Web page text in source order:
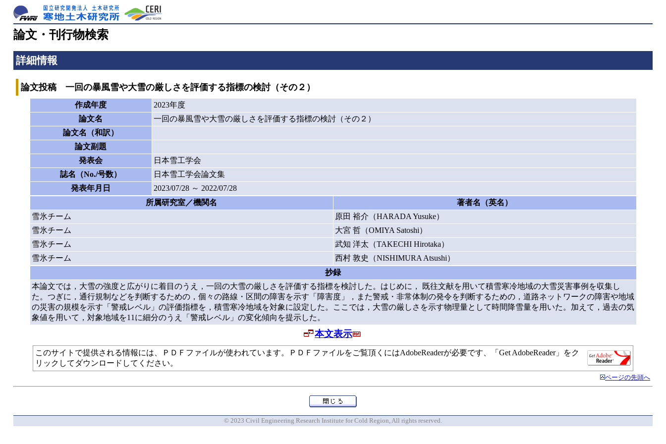
論文・刊行物検索
詳細情報
論文投稿 一回の暴風雪や大雪の厳しさを評価する指標の検討（その２）
作成年度
2023年度
論文名
一回の暴風雪や大雪の厳しさを評価する指標の検討（その２）
論文名（和訳）
論文副題
発表会
日本雪工学会
誌名（No./号数）
日本雪工学会論文集
発表年月日
2023/07/28 ～ 2022/07/28
所属研究室／機関名
著者名（英名）
雪氷チーム
原田 裕介（HARADA Yusuke）
雪氷チーム
大宮 哲（OMIYA Satoshi）
雪氷チーム
武知 洋太（TAKECHI Hirotaka）
雪氷チーム
西村 敦史（NISHIMURA Atsushi）
抄録
本論文では，大雪の強度と広がりに着目のうえ，一回の大雪の厳しさを評価する指標を検討した。はじめに， 既往文献を用いて積雪寒冷地域の大雪災害事例を収集し
た。つぎに，通行規制などを判断するための，個々の路線・区間の障害を示す「障害度」，また警戒・非常体制の発令を判断するための，道路ネットワークの障害や地域
の災害の規模を示す「警戒レベル」の評価指標を，積雪寒冷地域を対象に設定した。ここでは，大雪の厳しさを示す物理量として時間降雪量を用いた。加えて，過去の気
象値を用いて，対象地域を11に細分のうえ「警戒レベル」の変化傾向を提示した。
本文表示
このサイトで提供される情報には、ＰＤＦファイルが使われています。ＰＤＦファイルをご覧頂くにはAdobeReaderが必要です、「Get AdobeReader」をク
リックしてダウンロードしてください。
ページの先頭へ
© 2023 Civil Engineering Research Institute for Cold Region, All rights reserved.